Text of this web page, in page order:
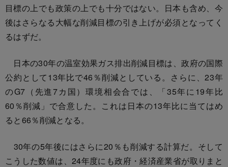
目標の上でも政策の上でも十分ではない。日本も含め、今
後はさらなる大幅な削減目標の引き上げが必須となってく
るはずだ。
日本の30年の温室効果ガス排出削減目標は、政府の国際
公約として13年比で46％削減としている。さらに、23年
のG7（先進7カ国）環境相会合では、「35年に19年比
60％削減」で合意した。これは日本の13年比に当てはめ
ると66％削減となる。
30年の5年後にはさらに20％も削減する計算だ。そして
こうした数値は、24年度にも政府・経済産業省が取りまと